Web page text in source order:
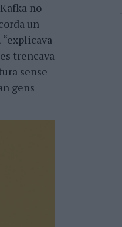
no
un
“explicava
trencava
sense
gens